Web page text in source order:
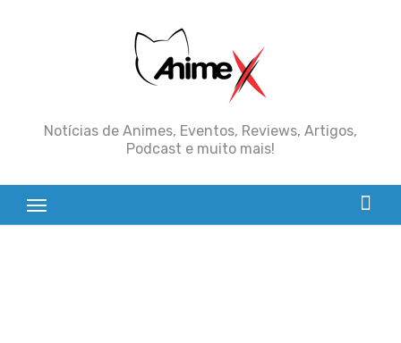
Notícias de Animes, Eventos, Reviews, Artigos,
Podcast e muito mais!